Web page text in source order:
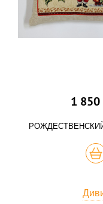
1 850